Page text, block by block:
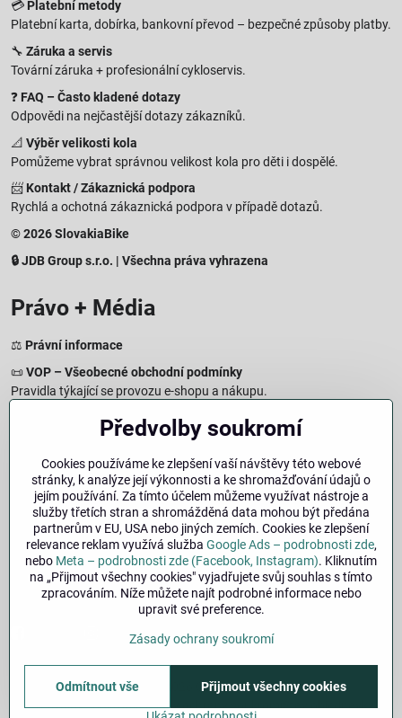
💳 Platební metody
Platební karta, dobírka, bankovní převod – bezpečné způsoby platby.
🔧 Záruka a servis
Tovární záruka + profesionální cykloservis.
❓ FAQ – Často kladené dotazy
Odpovědi na nejčastější dotazy zákazníků.
📐 Výběr velikosti kola
Pomůžeme vybrat správnou velikost kola pro děti i dospělé.
📨 Kontakt / Zákaznická podpora
Rychlá a ochotná zákaznická podpora v případě dotazů.
© 2026 SlovakiaBike
🔒 JDB Group s.r.o. | Všechna práva vyhrazena
Právo + Média
⚖️ Právní informace
📜VOP – Všeobecné obchodní podmínky
Pravidla týkající se provozu e-shopu a nákupu.
Zásady zpracování osobních údajů
Jak chráníme a zpracováváme vaše osobní údaje.
Informace o cookies
Informace o používaných cookies a zpracování údajů na webu.
Právo na odstoupení – 14denní vrácení
Postup a podmínky odstoupení od nákupu.
Impresum
Údaje o provozovateli a právní informace.
Bezpečnost
Instagram
Copyright
Předvolby soukromíZásady ochrany soukromíStav objednávky
Předvolby soukromí
Cookies používáme ke zlepšení vaší návštěvy této webové
stránky, k analýze její výkonnosti a ke shromažďování údajů o
jejím používání. Za tímto účelem můžeme využívat nástroje a
služby třetích stran a shromážděná data mohou být předána
partnerům v EU, USA nebo jiných zemích. Cookies ke zlepšení
relevance reklam využívá služba Google Ads – podrobnosti zde,
nebo Meta – podrobnosti zde (Facebook, Instagram). Kliknutím
na „Přijmout všechny cookies" vyjadřujete svůj souhlas s tímto
zpracováním. Níže můžete najít podrobné informace nebo
upravit své preference.
Zásady ochrany soukromí
Přijmout všechny cookies
Odmítnout vše